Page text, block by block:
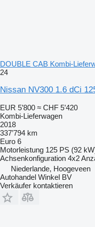
DOUBLE CAB Kombi-
24
Nissan NV300 1.6 dCi
EUR 5’800 ≈ CHF 5’420
Kombi-Lieferwagen
2018
337’794 km
Euro 6
Motorleistung 125 PS (92
Achsenkonfiguration 4x2
Niederlande, Hoogeveen
Autohandel Winkel BV
Verkäufer kontaktieren